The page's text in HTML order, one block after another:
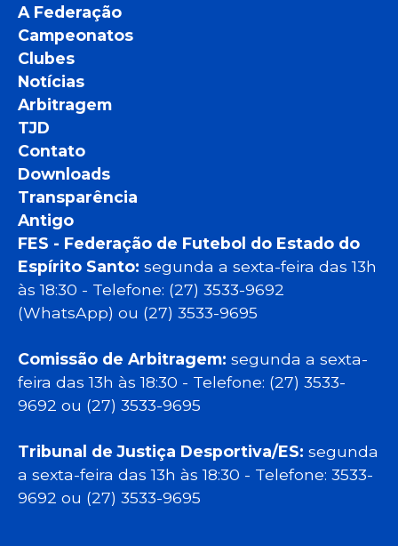
A Federação
Campeonatos
Clubes
Notícias
Arbitragem
TJD
Contato
Downloads
Transparência
Antigo
FES - Federação de Futebol do Estado do
Espírito Santo: segunda a sexta-feira das 13h
às 18:30 - Telefone: (27) 3533-9692
(WhatsApp) ou (27) 3533-9695
Comissão de Arbitragem: segunda a sexta-
feira das 13h às 18:30 - Telefone: (27) 3533-
9692 ou (27) 3533-9695
Tribunal de Justiça Desportiva/ES: segunda
a sexta-feira das 13h às 18:30 - Telefone: 3533-
9692 ou (27) 3533-9695